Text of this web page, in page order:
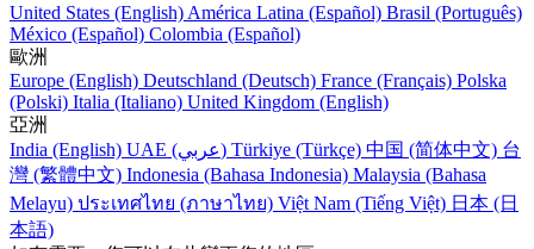
United States (English) América Latina (Español) Brasil (Português)
México (Español) Colombia (Español)
歐洲
Europe (English) Deutschland (Deutsch) France (Français) Polska
(Polski) Italia (Italiano) United Kingdom (English)
亞洲
India (English)
UAE (عربي) Türkiye (Türkçe) 中国 (简体中文) 台
灣 (繁體中文) Indonesia (Bahasa Indonesia) Malaysia (Bahasa
Melayu) ประเทศไทย (ภาษาไทย) Việt Nam (Tiếng Việt) 日本 (日
本語)